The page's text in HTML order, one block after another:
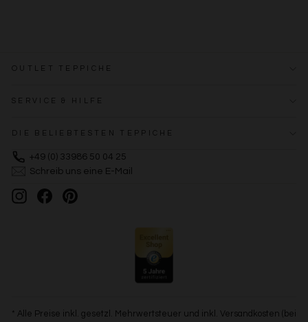
OUTLET TEPPICHE
SERVICE & HILFE
DIE BELIEBTESTEN TEPPICHE
+49 (0) 33986 50 04 25
Schreib uns eine E-Mail
InstagramFacebookPinterest
* Alle Preise inkl. gesetzl. Mehrwertsteuer und inkl. Versandkosten (bei